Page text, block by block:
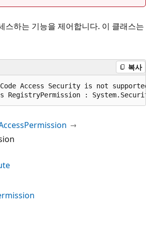
스하는 기능을 제어합니다. 이 클래스는
복사
Access Security is not
: